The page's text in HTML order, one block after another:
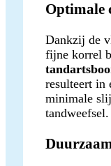
Optimale
Dankzij de
fijne korrel
resulteert in
minimale
tandweefsel.